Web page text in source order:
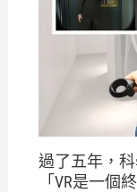
過了五年，
「VR是一個